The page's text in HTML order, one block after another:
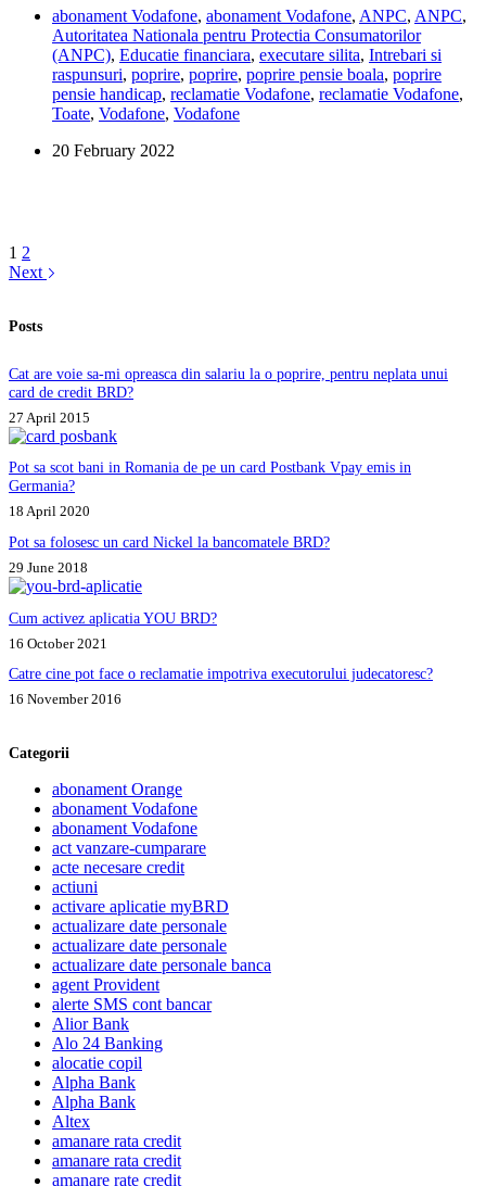
a
pus
poprire
8.000
de
lei
pensia
legal?
Ce
abonament Vodafone, abonament Vodafone, ANPC, ANPC,
Autoritatea Nationala pentru Protectia Consumatorilor
(ANPC), Educatie financiara, executare silita, Intrebari si
raspunsuri, poprire, poprire, poprire pensie boala, poprire
pensie handicap, reclamatie Vodafone, reclamatie Vodafone,
Toate, Vodafone, Vodafone
20 February 2022
1 2
Next
Posts
Cat are voie sa-mi opreasca din salariu la o poprire, pentru neplata unui
card de credit BRD?
27 April 2015
Pot sa scot bani in Romania de pe un card Postbank Vpay emis in
Germania?
18 April 2020
Pot sa folosesc un card Nickel la bancomatele BRD?
29 June 2018
Cum activez aplicatia YOU BRD?
16 October 2021
Catre cine pot face o reclamatie impotriva executorului judecatoresc?
16 November 2016
Categorii
abonament Orange
abonament Vodafone
abonament Vodafone
act vanzare-cumparare
acte necesare credit
actiuni
activare aplicatie myBRD
actualizare date personale
actualizare date personale
actualizare date personale banca
agent Provident
alerte SMS cont bancar
Alior Bank
Alo 24 Banking
alocatie copil
Alpha Bank
Alpha Bank
Altex
amanare rata credit
amanare rata credit
amanare rate credit